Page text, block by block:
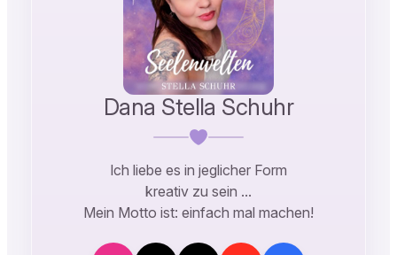
Dana Stella Schuhr
Ich liebe es in jeglicher Form
kreativ zu sein …
Mein Motto ist: einfach mal machen!